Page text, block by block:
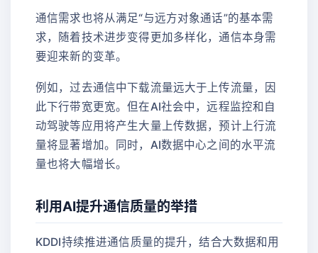
通信需求也将从满足“与远方对象通话”的基本需
求，随着技术进步变得更加多样化，通信本身需
要迎来新的变革。
例如，过去通信中下载流量远大于上传流量，因
此下行带宽更宽。但在AI社会中，远程监控和自
动驾驶等应用将产生大量上传数据，预计上行流
量将显著增加。同时，AI数据中心之间的水平流
量也将大幅增长。
利用AI提升通信质量的举措
KDDI持续推进通信质量的提升，结合大数据和用